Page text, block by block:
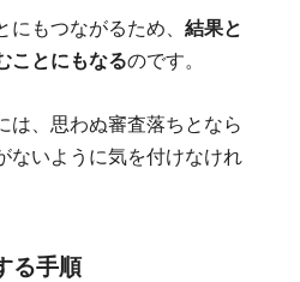
もつながるため、 結果と
ことにもなるのです。
は、思わぬ審査落ちとなら
ないように気を付けなけれ
る手順